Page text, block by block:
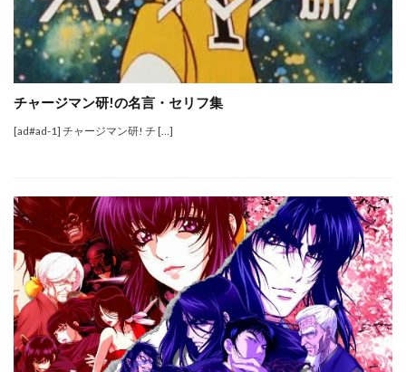
チャージマン研!の名言・セリフ集
[ad#ad-1] チャージマン研! チ […]